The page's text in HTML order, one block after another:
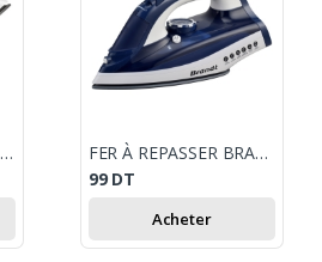
FER À VAPEUR TEFAL FV1026LO 1200W - BLEU
FER À REPASSER BRANDT BFV20B 2200W
99 DT
Acheter